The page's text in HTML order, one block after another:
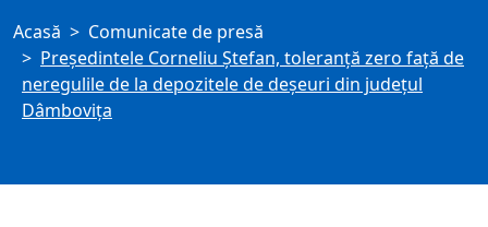
Acasă
Comunicate de presă
Președintele Corneliu Ștefan, toleranță zero față de
neregulile de la depozitele de deșeuri din județul
Dâmbovița